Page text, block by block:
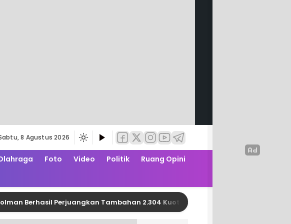
8 Agustus 2026
Foto Video Politik
Ruang Opini
Berhasil Perjuangkan Tambahan 2.304 Kuota PBI JK APBN dari Kemensos RI